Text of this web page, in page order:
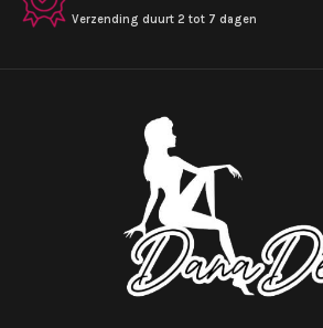
Verzending duurt 2 tot 7 dagen